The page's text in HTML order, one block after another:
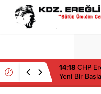
14:18 CHP
Yeni Bir